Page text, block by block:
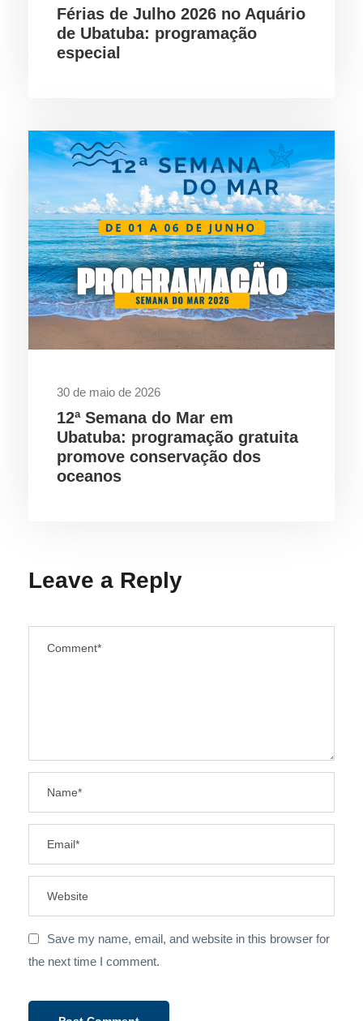
Férias de Julho 2026 no Aquário
de Ubatuba: programação
especial
30 de maio de 2026
12ª Semana do Mar em
Ubatuba: programação gratuita
promove conservação dos
oceanos
Leave a Reply
Save my name, email, and website in this browser for
the next time I comment.